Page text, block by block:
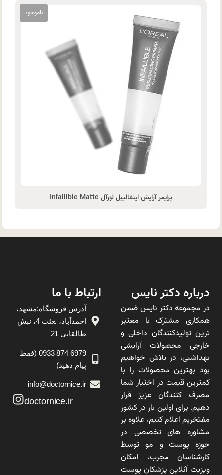
پرایمر آرایش اینفالیبل لورآل Infallible Matte
درباره دکتر نایس
در مجموعه دکتر نایس ضمن
همکاری مشترک با معتبر
ترین تولیدکنندگان داخلی و
خارجی محصولات آرایشی
بهداشتی، در تلاش خواهیم
بود بهترین محصولات را با
کمترین قیمت در اختیار شما
مصرف کنندگان عزیز قرار
دهیم. برای اولین بار در کشور
مفتخریم اعلام کنیم، علاوه بر
مشاوره های تخصصی در
حوزه پوست و مو توسط
کارشناسان مجرب، امکان
ویزیت آنلاین پزشکان پوست
ارتباط با ما
آدرس فروشگاه:مشهد،
احمدآباد، بعثت 4، نبش
طالقانی 21
6979 874 0933 (فقط
پیام دهید)
info@doctornice.ir
doctornice.ir